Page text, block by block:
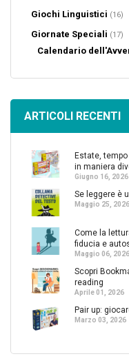
Giochi Linguistici (16)
Giornate Speciali (17)
Calendario
ARTICOLI RECENTI
Estate,
in maniera
Giugno 16, 2026
Se leggere è
Maggio 25, 2026
Come la
fiducia e
Maggio 06, 2026
Scopri
reading
Aprile 01, 2026
Pair up:
Marzo 03, 2026